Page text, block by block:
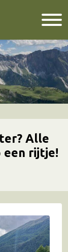
Alle
een rijtje!